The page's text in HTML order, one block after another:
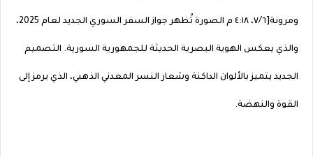
ومرونة[٦‏/٧، ٤:١٨ م الصورة تُظهر جواز السفر السوري الجديد لعام 2025،
والذي يعكس الهوية البصرية الحديثة للجمهورية السورية. التصميم
الجديد يتميز بالألوان الداكنة وشعار النسر المعدني الذهبي، الذي يرمز إلى
القوة والنهضة.